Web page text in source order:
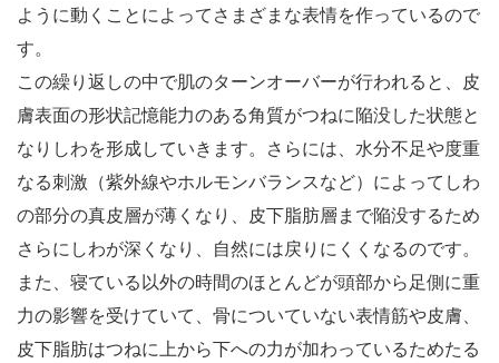
ように動くことによってさまざまな表情を作っているので
す。
この繰り返しの中で肌のターンオーバーが行われると、皮
膚表面の形状記憶能力のある角質がつねに陥没した状態と
なりしわを形成していきます。さらには、水分不足や度重
なる刺激（紫外線やホルモンバランスなど）によってしわ
の部分の真皮層が薄くなり、皮下脂肪層まで陥没するため
さらにしわが深くなり、自然には戻りにくくなるのです。
また、寝ている以外の時間のほとんどが頭部から足側に重
力の影響を受けていて、骨についていない表情筋や皮膚、
皮下脂肪はつねに上から下への力が加わっているためたる